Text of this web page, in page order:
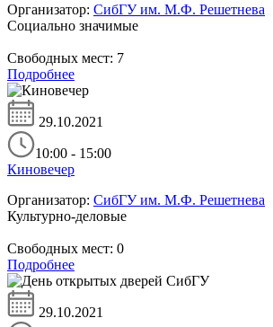
Организатор: СибГУ им. М.Ф. Решетнева
Социально значимые
Свободных мест: 7
Подробнее
29.10.2021
10:00 - 15:00
Киновечер
Организатор: СибГУ им. М.Ф. Решетнева
Культурно-деловые
Свободных мест: 0
Подробнее
29.10.2021